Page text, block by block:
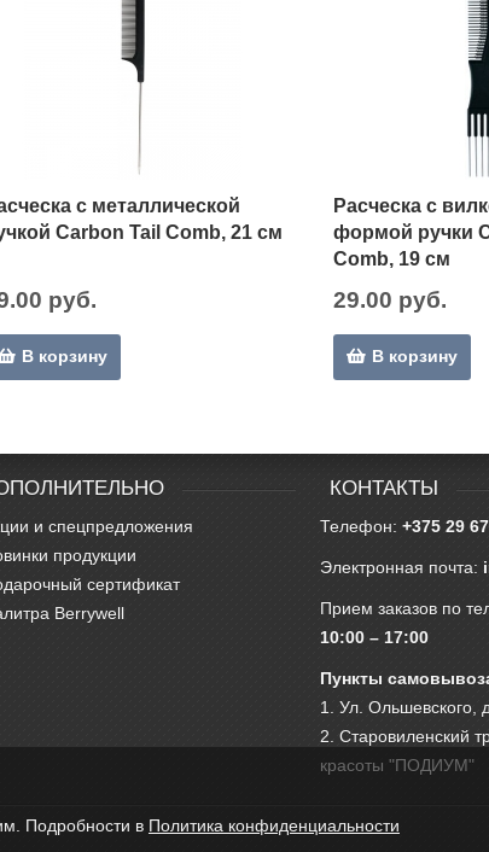
с металлической
Carbon Tail Comb, 21 см
руб.
В корзину
Расческа с
формой ручки
Comb, 19 см
29.00 руб.
В корзину
и спецпредложения
продукции
сертификат
Berrywell
КОНТАКТЫ
Телефон: +375 29
Электронная почта:
Прием заказов по
10:00 – 17:00
Пункты
1. Ул. Ольшевского,
2. Старовиленский
красоты "ПОДИУМ"
Подробности в Политика конфиденциальности